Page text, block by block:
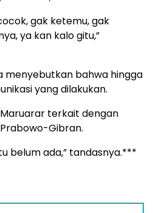
gak ketemu, gak
ya kan kalo gitu,”
menyebutkan bahwa hingga
yang dilakukan.
terkait dengan
Gibran.
belum ada,” tandasnya.***